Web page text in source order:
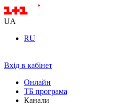
UA
RU
Вхід в кабінет
Онлайн
ТБ програма
Канали